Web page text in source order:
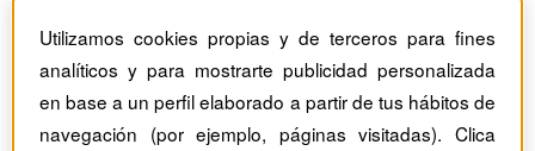
Hemeroteca
Monográficos
Utilizamos cookies propias y de terceros para fines
analíticos y para mostrarte publicidad personalizada
en base a un perfil elaborado a partir de tus hábitos de
navegación (por ejemplo, páginas visitadas). Clica